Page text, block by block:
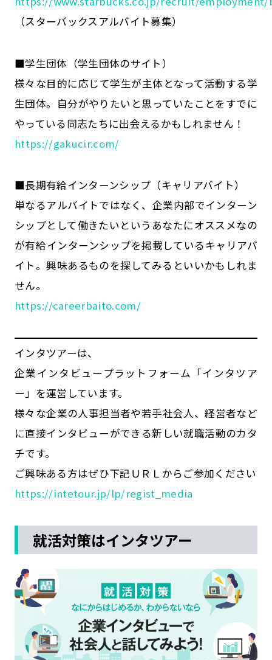
（スターバックスアルバイト募集）
■学生団体（学生団体のサイト）
様々な目的に応じて学生が主体となって活動する学
生団体。自分がやりたいと思っていたことをすでに
やっている同志たちに出会えるかもしれません！
https://gakucir.com/
■長期有給インターンシップ（キャリアバイト）
単なるアルバイトではなく、企業内部でインターン
シップとして働きたいというあなたにオススメなの
が有給インターンシップを掲載しているキャリアバ
イト。興味あるものを探してみるといいかもしれま
せん。
https://careerbaito.com/
インタツアーは、
企業インタビュープラットフォーム「インタツア
ー」を運営しています。
様々な企業の人事担当者や若手社会人、経営者など
に直接インタビューができる新しい就職活動のカタ
チです。
ご興味ある方はぜひ下記ＵＲＬからご参加ください
https://intetour.jp/lp/regist_media
就活対策はインタツアー